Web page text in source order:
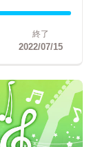
終了
2022/07/15